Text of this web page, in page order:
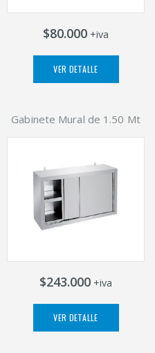
$80.000 +iva
VER DETALLE
Gabinete Mural de 1.50 Mt
$243.000 +iva
VER DETALLE